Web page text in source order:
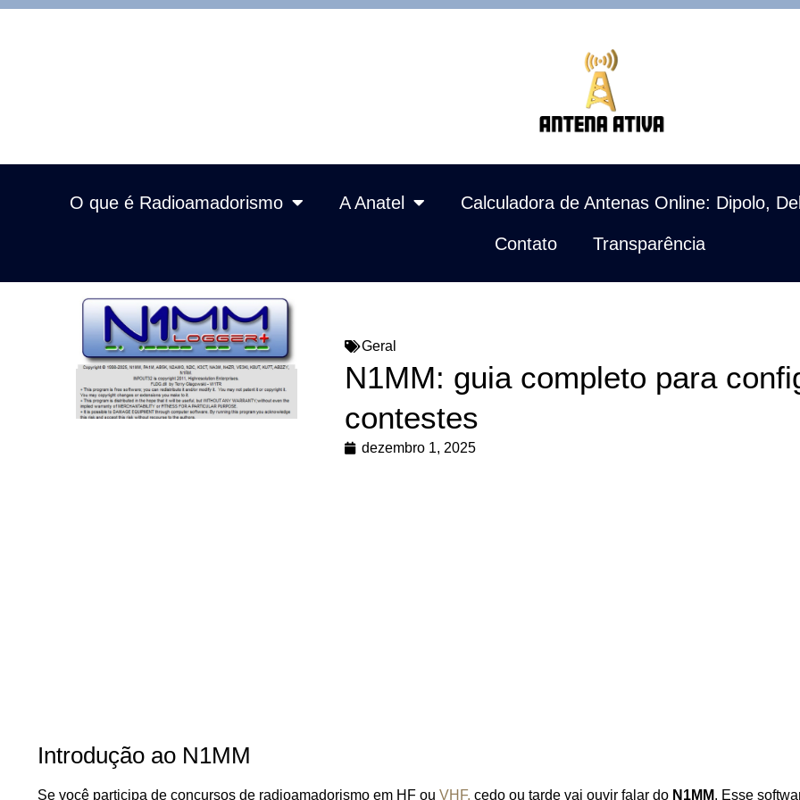
O que é Radioamadorismo A Anatel Calculadora de Antenas Online: Dipolo,
Contato Transparência
Geral
N1MM: guia completo para
contestes
dezembro 1, 2025
Introdução ao N1MM
Se você participa de concursos de radioamadorismo em HF ou VHF, cedo ou tarde vai ouvir falar do N1MM. Esse